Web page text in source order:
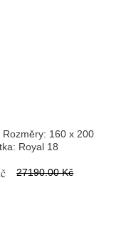
Rozměry: 160 x 200
Royal 18
27190.00 Kč